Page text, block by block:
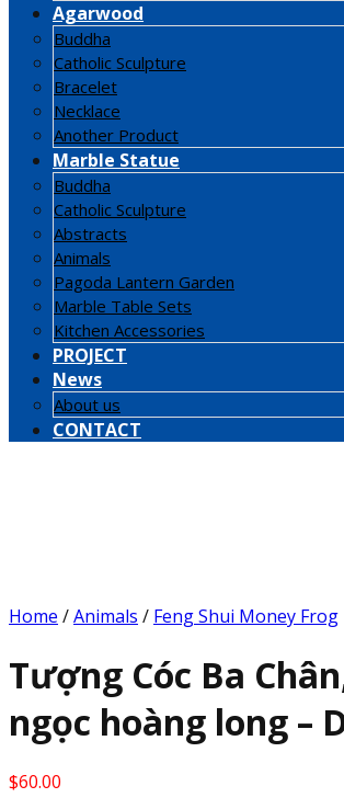
Agarwood
Buddha
Catholic Sculpture
Bracelet
Necklace
Another Product
Marble Statue
Buddha
Catholic Sculpture
Abstracts
Animals
Pagoda Lantern Garden
Marble Table Sets
Kitchen Accessories
PROJECT
News
About us
CONTACT
Home /Animals / Feng Shui Money Frog
Tượng Cóc Ba
ngọc hoàng long –
$60.00